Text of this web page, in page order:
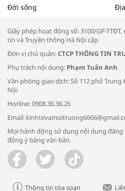
Tọa đàm
Bác sĩ tư
đường hô
Trao yêu
Đời sống
Giấy phép hoạt động số: 3100/GP-
tin và Truyền thông Hà Nội cấp
Đơn vị chủ quản:CTCP THÔNG TIN
Phụ trách nội dung: Phạm Tuấn Anh
Văn phòng giao dịch: Số 112 phố Trung
Nội
Hotline: 0908.36.36.26
Email:
Mọi hành động sử dụng nội dung
đồng ý bằng văn bản.
Thông tin tòa soạn